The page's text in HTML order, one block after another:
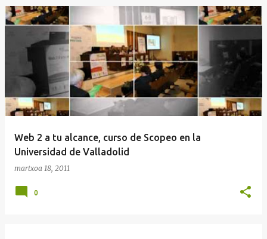
Web 2 a tu alcance, curso de Scopeo en la
Universidad de Valladolid
martxoa 18, 2011
0